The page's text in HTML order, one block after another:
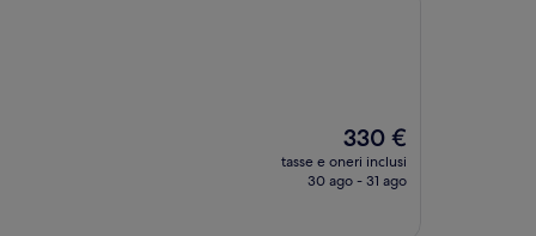
Il
prezzo
attuale
330 €
tasse e oneri inclusi
30 ago - 31 ago